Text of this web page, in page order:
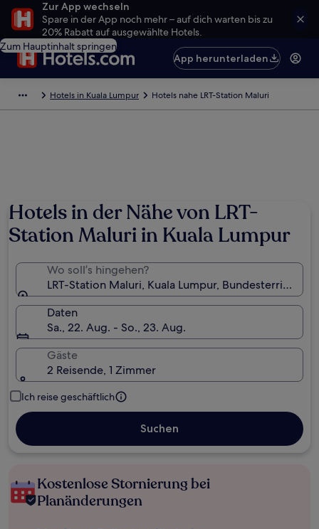
Zur App wechseln
Spare in der App noch mehr – auf dich warten bis zu
20% Rabatt auf ausgewählte Hotels.
Zum Hauptinhalt springen
App herunterladen
Hotels in Kuala Lumpur Hotels nahe LRT-Station Maluri
Hotels in der Nähe von LRT-
Station Maluri in Kuala Lumpur
Wo soll’s hingehen?
LRT-Station Maluri, Kuala Lumpur,
Daten
Sa., 22. Aug. - So., 23. Aug.
Gäste
2 Reisende, 1 Zimmer
Ich reise geschäftlich
Suchen
Kostenlose Stornierung bei
Planänderungen